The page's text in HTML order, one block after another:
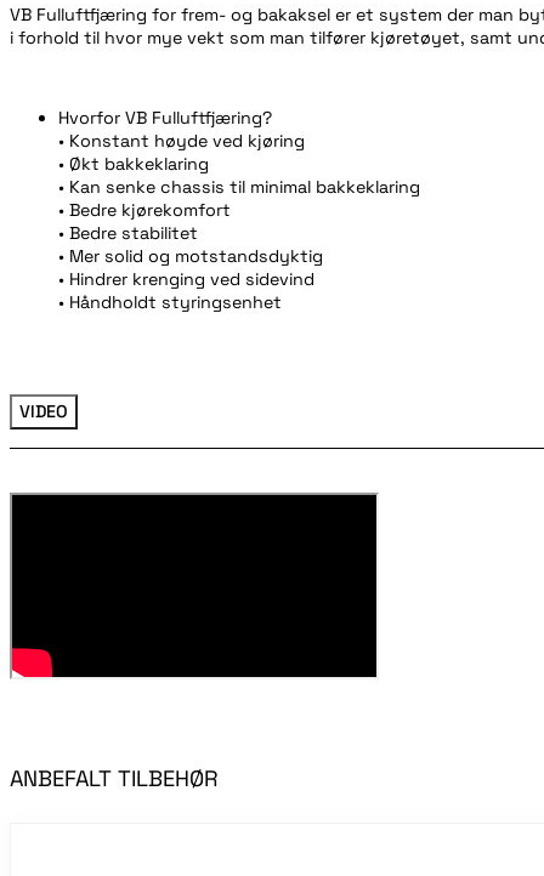
VB Fulluftfjæring for frem- og bakaksel er et system der man
i forhold til hvor mye vekt som man tilfører kjøretøyet, samt
Hvorfor VB Fulluftfjæring?
• Konstant høyde ved kjøring
• Økt bakkeklaring
• Kan senke chassis til minimal bakkeklaring
• Bedre kjørekomfort
• Bedre stabilitet
• Mer solid og motstandsdyktig
• Hindrer krenging ved sidevind
• Håndholdt styringsenhet
VIDEO
ANBEFALT TILBEHØR